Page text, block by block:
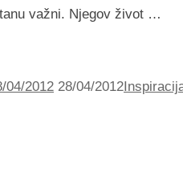
važni. Njegov život …
04/2012 28/04/2012